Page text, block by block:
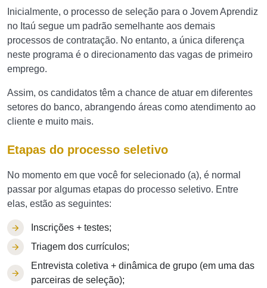
Inicialmente, o processo de seleção para o Jovem Aprendiz
no Itaú segue um padrão semelhante aos demais
processos de contratação. No entanto, a única diferença
neste programa é o direcionamento das vagas de primeiro
emprego.
Assim, os candidatos têm a chance de atuar em diferentes
setores do banco, abrangendo áreas como atendimento ao
cliente e muito mais.
Etapas do processo seletivo
No momento em que você for selecionado (a), é normal
passar por algumas etapas do processo seletivo. Entre
elas, estão as seguintes:
Inscrições + testes;
Triagem dos currículos;
Entrevista coletiva + dinâmica de grupo (em uma das
parceiras de seleção);